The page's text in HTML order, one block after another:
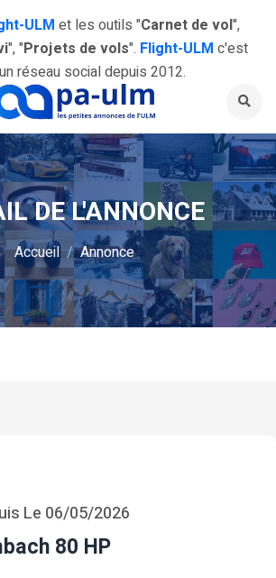
ULM et les outils "Carnet de vol",
", "Projets de vols". Flight-ULM c'est
réseau social depuis 2012.
DE L'ANNONCE
Accueil Annonce
Le 06/05/2026
80 HP